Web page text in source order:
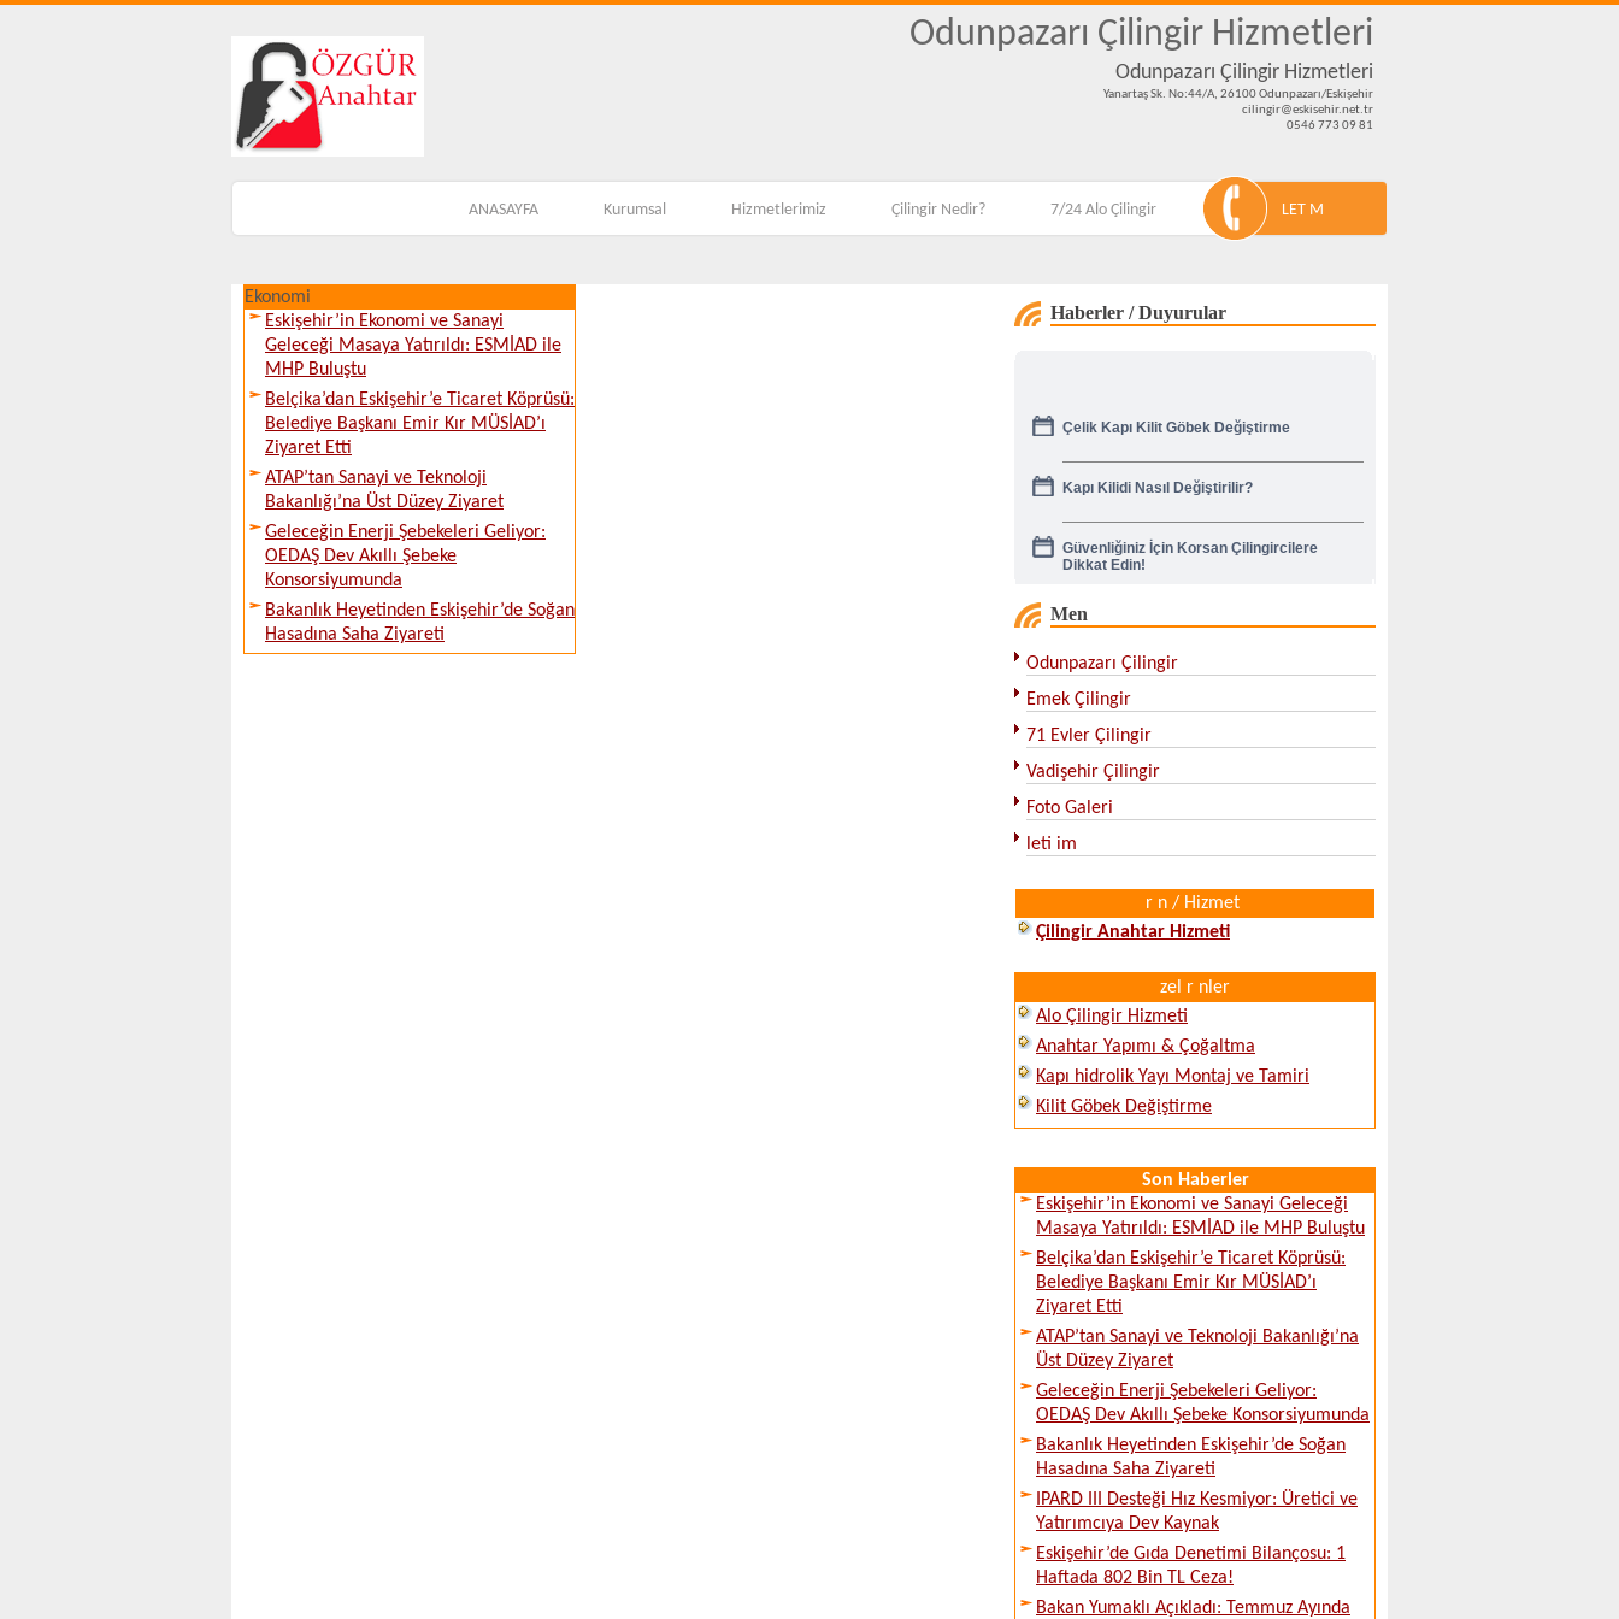
Odunpazarı Çilingir Hizmetleri
Odunpazarı Çilingir Hizmetleri
Yanartaş Sk. No:44/A, 26100 Odunpazarı/Eskişehir
cilingir@eskisehir.net.tr
0546 773 09 81
ANASAYFA Kurumsal Hizmetlerimiz Çilingir Nedir? 7/24 Alo Çilingir LET M
Ekonomi
Eskişehir’in Ekonomi ve Sanayi
Geleceği Masaya Yatırıldı: ESMİAD ile
MHP Buluştu
Belçika’dan Eskişehir’e Ticaret Köprüsü:
Belediye Başkanı Emir Kır MÜSİAD’ı
Ziyaret Etti
ATAP’tan Sanayi ve Teknoloji
Bakanlığı’na Üst Düzey Ziyaret
Geleceğin Enerji Şebekeleri Geliyor:
OEDAŞ Dev Akıllı Şebeke
Konsorsiyumunda
Bakanlık Heyetinden Eskişehir’de Soğan
Hasadına Saha Ziyareti
Haberler / Duyurular
Çelik Kapı Kilit Göbek Değiştirme
Kapı Kilidi Nasıl Değiştirilir?
Güvenliğiniz İçin Korsan Çilingircilere
Dikkat Edin!
Çelik Kapı Kilit Değiştirme
Kapı Kilidi Nasıl Değiştirilir
Men
Odunpazarı Çilingir
Emek Çilingir
71 Evler Çilingir
Vadişehir Çilingir
Foto Galeri
leti im
r n / Hizmet
Çilingir Anahtar Hizmeti
zel r nler
Alo Çilingir Hizmeti
Anahtar Yapımı & Çoğaltma
Kapı hidrolik Yayı Montaj ve Tamiri
Kilit Göbek Değiştirme
Son Haberler
Eskişehir’in Ekonomi ve Sanayi Geleceği
Masaya Yatırıldı: ESMİAD ile MHP Buluştu
Belçika’dan Eskişehir’e Ticaret Köprüsü:
Belediye Başkanı Emir Kır MÜSİAD’ı
Ziyaret Etti
ATAP’tan Sanayi ve Teknoloji Bakanlığı’na
Üst Düzey Ziyaret
Geleceğin Enerji Şebekeleri Geliyor:
OEDAŞ Dev Akıllı Şebeke Konsorsiyumunda
Bakanlık Heyetinden Eskişehir’de Soğan
Hasadına Saha Ziyareti
IPARD III Desteği Hız Kesmiyor: Üretici ve
Yatırımcıya Dev Kaynak
Eskişehir’de Gıda Denetimi Bilançosu: 1
Haftada 802 Bin TL Ceza!
Bakan Yumaklı Açıkladı: Temmuz Ayında